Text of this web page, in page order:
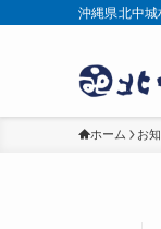
沖縄県北中城
ホーム お